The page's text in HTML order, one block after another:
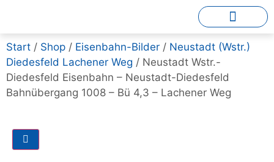
Start / Shop / Eisenbahn-Bilder / Neustadt (Wstr.)
Diedesfeld Lachener Weg / Neustadt Wstr.-
Diedesfeld Eisenbahn – Neustadt-Diedesfeld
Bahnübergang 1008 – Bü 4,3 – Lachener Weg